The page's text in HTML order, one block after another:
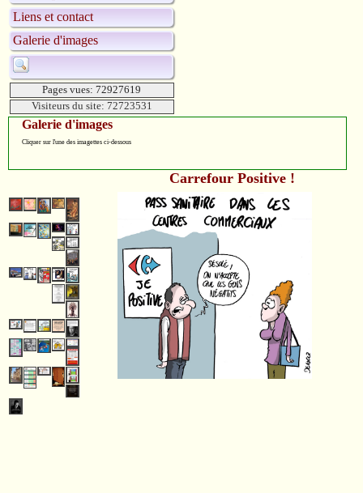
Liens et contact
Galerie d'images
Pages vues: 72927619
Visiteurs du site: 72723531
Galerie d'images
Cliquer sur l'une des imagettes ci-dessous
Carrefour Positive !